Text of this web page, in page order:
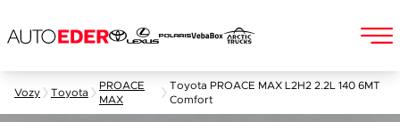
Vozy Toyota
PROACE
MAX
Toyota PROACE MAX L2H2 2.2L 140 6MT
Comfort
Jméno a příjmení